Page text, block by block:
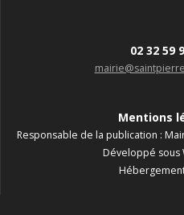
02 32 59
Mentions
Responsable de la publication :
Développé sous